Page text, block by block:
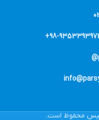
9353393972-
محفوظ است.